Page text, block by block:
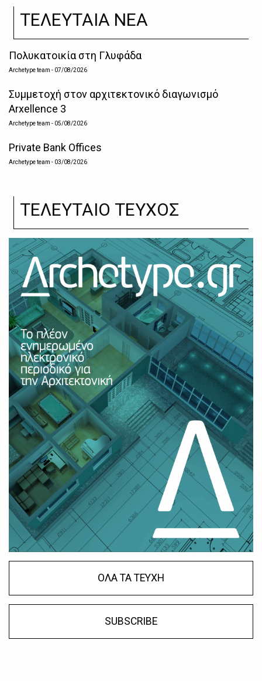
ΤΕΛΕΥΤΑΙΑ ΝΕΑ
Πολυκατοικία στη Γλυφάδα
Archetype team - 07/08/2026
Συμμετοχή στον αρχιτεκτονικό διαγωνισμό
Arxellence 3
Archetype team - 05/08/2026
Private Bank Offices
Archetype team - 03/08/2026
ΤΕΛΕΥΤΑΙΟ ΤΕΥΧΟΣ
ΟΛΑ ΤΑ ΤΕΥΧΗ
SUBSCRIBE